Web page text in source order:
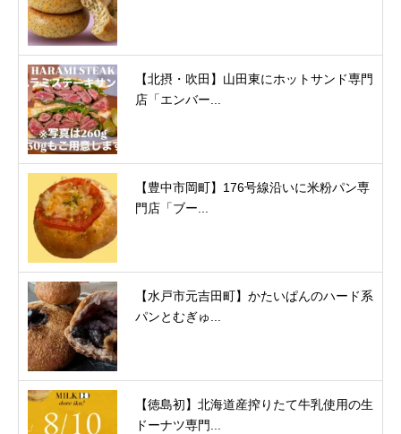
【北摂・吹田】山田東にホットサンド専門
店「エンバー...
【豊中市岡町】176号線沿いに米粉パン専
門店「ブー...
【水戸市元吉田町】かたいぱんのハード系
パンとむぎゅ...
【徳島初】北海道産搾りたて牛乳使用の生
ドーナツ専門...